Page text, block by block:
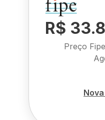
R$
Preço